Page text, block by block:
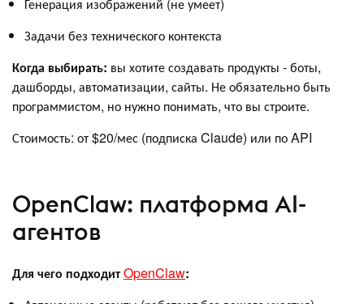
Задачи без технического контекста
Когда выбирать: вы хотите создавать продукты - боты,
дашборды, автоматизации, сайты. Не обязательно быть
программистом, но нужно понимать, что вы строите.
Стоимость: от $20/мес (подписка Claude) или по API
OpenClaw: платформа AI-
агентов
Для чего подходитOpenClaw: